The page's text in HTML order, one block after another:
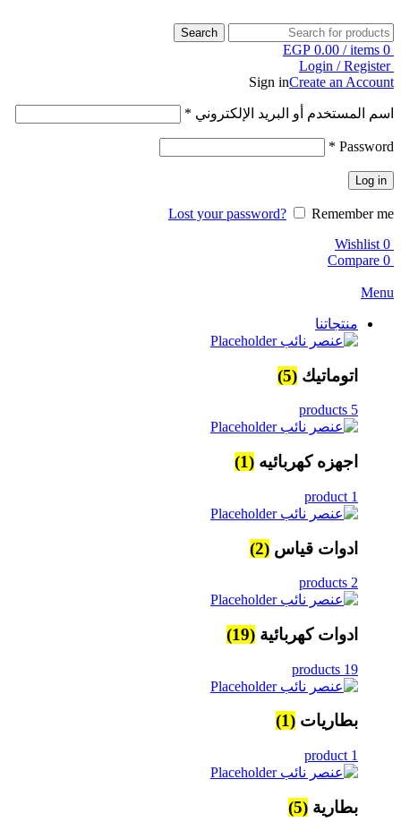
Search
0
items
/
EGP 0.00
Login / Register
Sign inCreate an Account
اسم المستخدم أو البريد الإلكتروني *
Password
*
Log in
Lost your password?
Remember me
0
Wishlist
0
Compare
Menu
منتجاتنا
اتوماتيك (5)
5 products
اجهزه كهربائيه (1)
1 product
ادوات قياس (2)
2 products
ادوات كهربائية (19)
19 products
بطاريات (1)
1 product
بطارية (5)